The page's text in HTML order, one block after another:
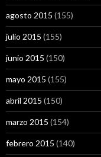
agosto 2015 (155)
julio 2015 (155)
junio 2015 (150)
mayo 2015 (155)
abril 2015 (150)
marzo 2015 (154)
febrero 2015 (140)